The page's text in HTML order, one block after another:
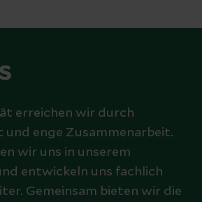
erreichen wir durch
und enge Zusammenarbeit.
wir uns in unserem
entwickeln uns fachlich
Gemeinsam bieten wir die